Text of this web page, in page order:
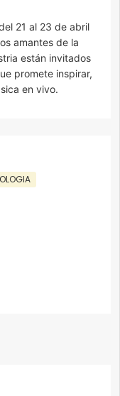
21 al 23 de abril
amantes de la
están invitados
promete inspirar,
en vivo.